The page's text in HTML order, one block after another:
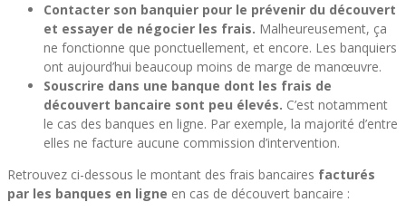
Contacter son banquier pour le prévenir du découvert
et essayer de négocier les frais. Malheureusement, ça
ne fonctionne que ponctuellement, et encore. Les banquiers
ont aujourd’hui beaucoup moins de marge de manœuvre.
Souscrire dans une banque dont les frais de
découvert bancaire sont peu élevés. C’est notamment
le cas des banques en ligne. Par exemple, la majorité d’entre
elles ne facture aucune commission d’intervention.
Retrouvez ci-dessous le montant des frais bancaires facturés
par les banques en ligne en cas de découvert bancaire :